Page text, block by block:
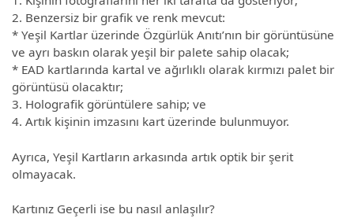
2. Benzersiz bir grafik ve renk mevcut:
* Yeşil Kartlar üzerinde Özgürlük Anıtı’nın bir görüntüsüne
ve ayrı baskın olarak yeşil bir palete sahip olacak;
* EAD kartlarında kartal ve ağırlıklı olarak kırmızı palet bir
görüntüsü olacaktır;
3. Holografik görüntülere sahip; ve
4. Artık kişinin imzasını kart üzerinde bulunmuyor.
Ayrıca, Yeşil Kartların arkasında artık optik bir şerit
olmayacak.
Kartınız Geçerli ise bu nasıl anlaşılır?